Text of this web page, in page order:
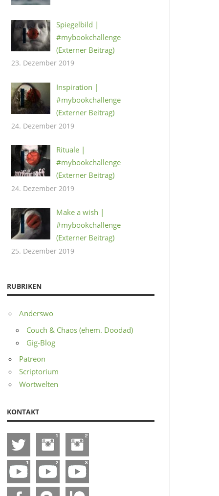
Spiegelbild |
#mybookchallenge
(Externer Beitrag)
23. Dezember 2019
Inspiration |
#mybookchallenge
(Externer Beitrag)
24. Dezember 2019
Rituale |
#mybookchallenge
(Externer Beitrag)
24. Dezember 2019
Make a wish |
#mybookchallenge
(Externer Beitrag)
25. Dezember 2019
RUBRIKEN
Anderswo
Couch & Chaos (ehem. Doodad)
Gig-Blog
Patreon
Scriptorium
Wortwelten
KONTAKT